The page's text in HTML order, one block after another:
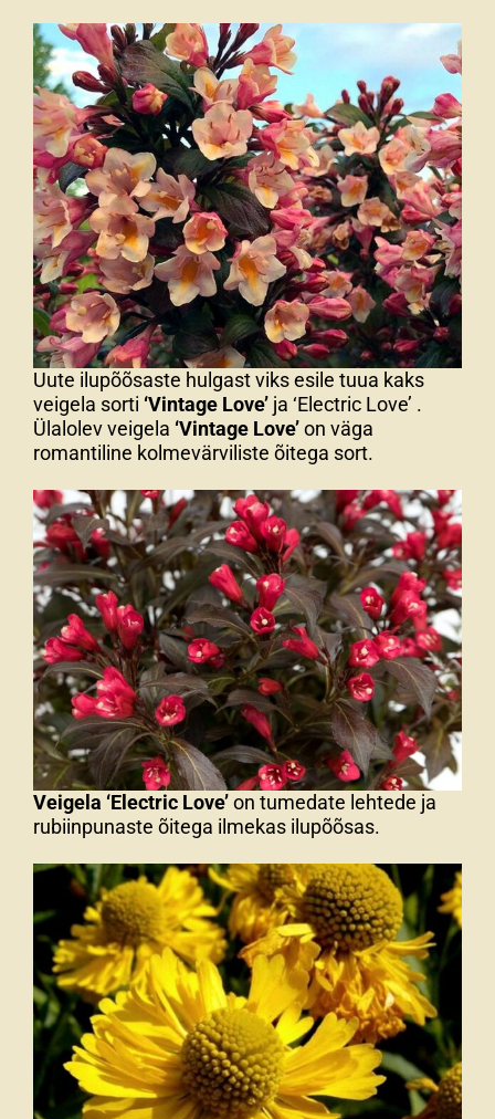
Uute ilupõõsaste hulgast viks esile tuua kaks
veigela sorti ‘Vintage Love’ ja ‘Electric Love’ .
Ülalolev veigela ‘Vintage Love’on väga
romantiline kolmevärviliste õitega sort.
Veigela ‘Electric Love’on tumedate lehtede ja
rubiinpunaste õitega ilmekas ilupõõsas.